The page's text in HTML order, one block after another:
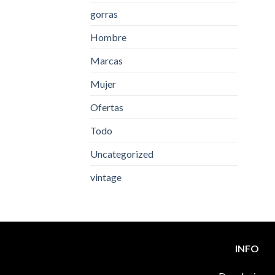
gorras
Hombre
Marcas
Mujer
Ofertas
Todo
Uncategorized
vintage
INFO